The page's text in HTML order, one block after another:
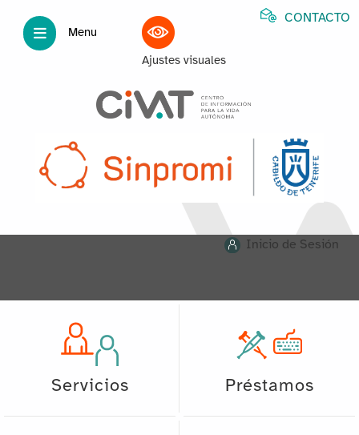
Menu
Ajustes visuales
CONTACTO
Inicio de Sesión
Servicios Préstamos